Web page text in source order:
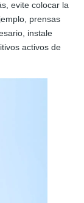
evite colocar la
prensas
instale
activos de